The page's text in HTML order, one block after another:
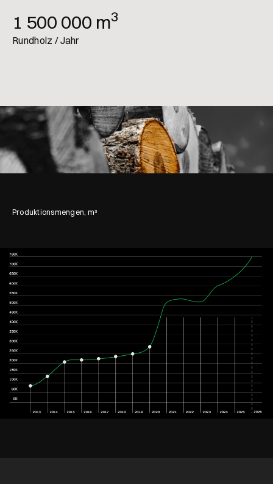
1 500 000 m3
Rundholz / Jahr
Produktionsmengen, m³